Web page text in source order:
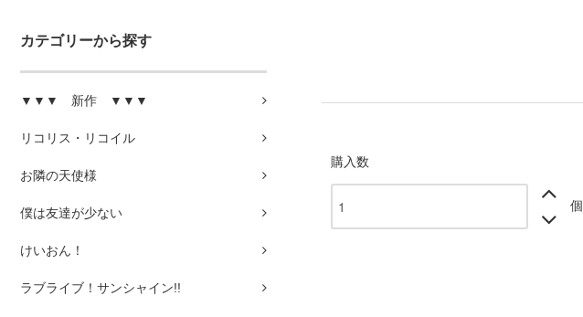
カテゴリーから探す
▼▼▼ 新作 ▼▼▼
リコリス・リコイル
お隣の天使様
僕は友達が少ない
けいおん！
ラブライブ！サンシャイン!!
購入数
個